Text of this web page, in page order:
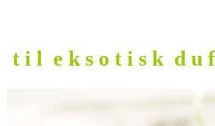
t i l e k s o t i s k d u